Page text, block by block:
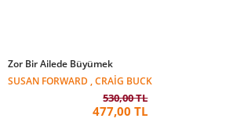
Zor Bir Ailede Büyümek
SUSAN FORWARD , CRAIG BUCK
530,00 TL
477,00 TL